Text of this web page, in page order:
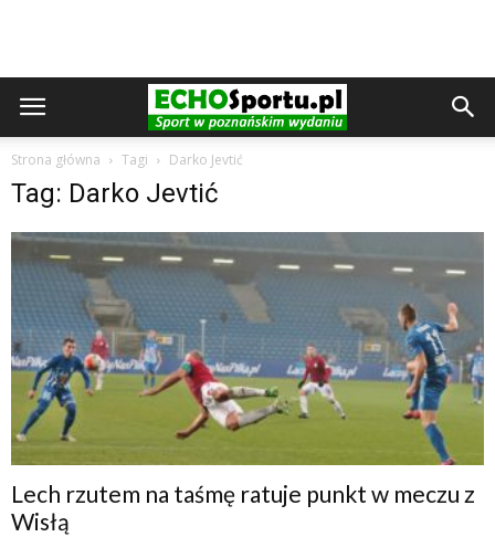
Strona główna Tagi Darko Jevtić
Tag: Darko Jevtić
Lech rzutem na taśmę ratuje punkt w meczu z
Wisłą